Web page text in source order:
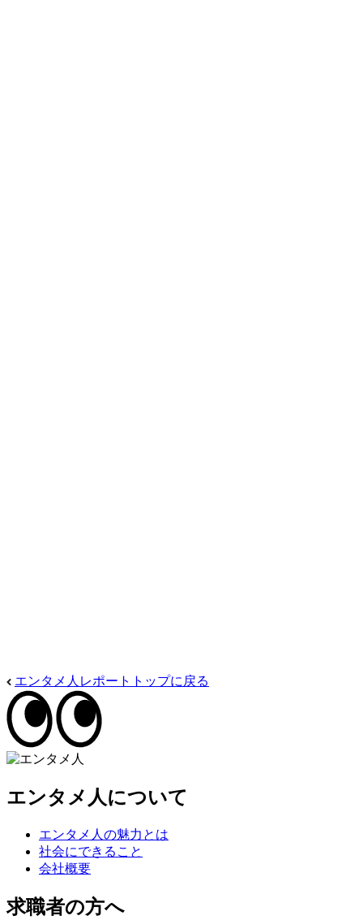
エンタメ人レポートトップに戻る
エンタメ人について
エンタメ人の魅力とは
社会にできること
会社概要
求職者の方へ